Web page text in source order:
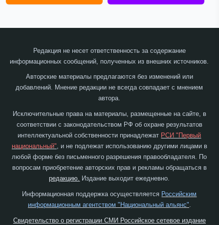
Редакция не несет ответственность за содержание
информационных сообщений, полученных из внешних источников.
Авторские материалы предлагаются без изменений или
добавлений. Мнение редакции не всегда совпадает с мнением
автора.
Исключительные права на материалы, размещенные на сайте, в
соответствии с законодательством РФ об охране результатов
интеллектуальной собственности принадлежат РСИ "Первый
национальный", и не подлежат использованию другими лицами в
любой форме без письменного разрешения правообладателя. По
вопросам приобретение авторских прав и рекламы обращаться в
редакцию. Издание выходит ежедневно.
Информационная поддержка осуществляется Российским
информационным агентством "Национальный альянс"
Свидетельство о регистрации СМИ Российское сетевое издание